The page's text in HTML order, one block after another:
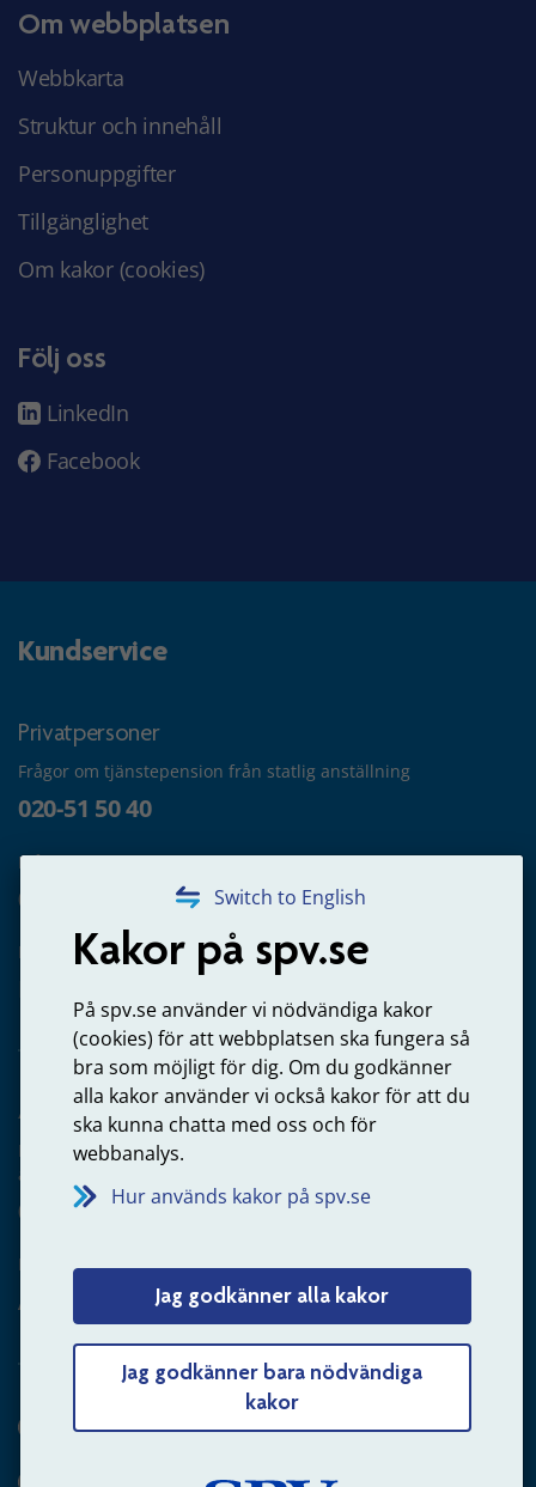
Switch to English
Kakor på spv.se
På spv.se använder vi nödvändiga kakor
(cookies) för att webbplatsen ska fungera så
bra som möjligt för dig. Om du godkänner
alla kakor använder vi också kakor för att du
ska kunna chatta med oss och för
webbanalys.
Hur används kakor på spv.se
Jag godkänner alla kakor
Jag godkänner bara nödvändiga
kakor
Om webbplatsen
Webbkarta
Struktur och innehåll
Personuppgifter
Tillgänglighet
Om kakor (cookies)
Följ oss
LinkedIn
Facebook
Kundservice
Privatpersoner
Frågor om tjänstepension från statlig anställning
020-51 50 40
Frågor om utbetalning
020-65 00 65
Kontakta oss
Arbetsgivare
Frågor om administration av tjänstepension från statlig
anställning
060-18 75 03
Kontakta oss
Arbetsgivare – skicka mejl till oss
Hitta svaret på din fråga